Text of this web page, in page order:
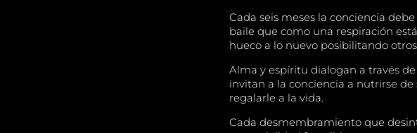
Cada seis meses la conciencia
baile que como una respiración
hueco a lo nuevo posibilitando
Alma y espíritu dialogan a través
invitan a la conciencia a nutrirse
regalarle a la vida.
Cada desmembramiento que